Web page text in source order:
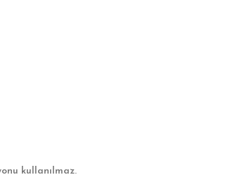
kullanılmaz.